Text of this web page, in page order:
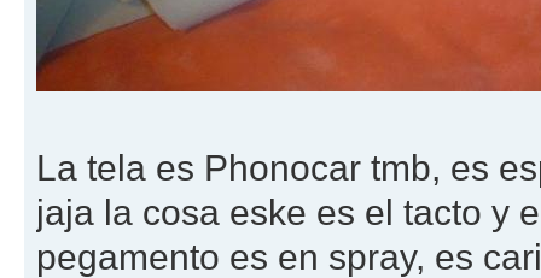
La tela es Phonocar tmb, es
jaja la cosa eske es el tacto y
pegamento es en spray, es